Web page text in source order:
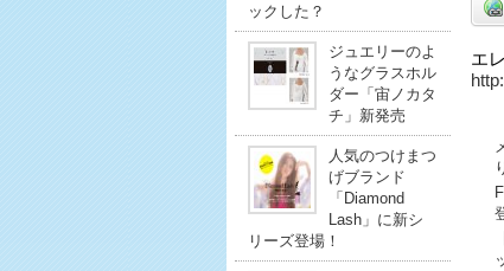
ックした？
ジュエリーのよ
うなグラスホル
ダー「宙ノカタ
チ」新発売
人気のつけまつ
げブランド
「Diamond
Lash」に新シ
リーズ登場！
エ